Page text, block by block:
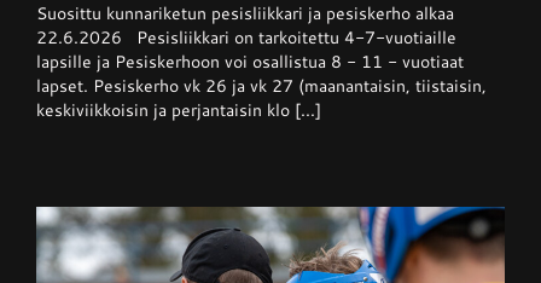
ja
pesiskerho
alkaa
viikolla
26
Suosittu kunnariketun pesisliikkari ja pesiskerho alkaa
22.6.2026 Pesisliikkari on tarkoitettu 4-7-vuotiaille
lapsille ja Pesiskerhoon voi osallistua 8 - 11 - vuotiaat
lapset. Pesiskerho vk 26 ja vk 27 (maanantaisin, tiistaisin,
keskiviikkoisin ja perjantaisin klo [...]